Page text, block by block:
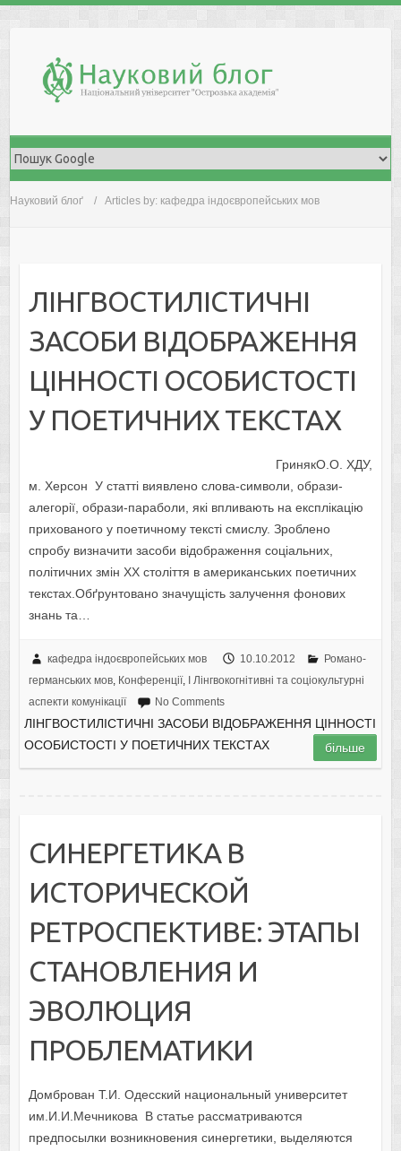
Науковий блоґ Articles by: кафедра індоєвропейських мов
ЛІНГВОСТИЛІСТИЧНІ
ЗАСОБИ ВІДОБРАЖЕННЯ
ЦІННОСТІ ОСОБИСТОСТІ
У ПОЕТИЧНИХ ТЕКСТАХ
ГринякО.О. ХДУ,
м. Херсон У статті виявлено слова-символи, образи-
алегорії, образи-параболи, які впливають на експлікацію
прихованого у поетичному тексті смислу. Зроблено
спробу визначити засоби відображення соціальних,
політичних змін ХХ століття в американських поетичних
текстах.Обґрунтовано значущість залучення фонових
знань та…
кафедра індоєвропейських мов 10.10.2012
Романо-
германських мов, Конференції,
I Лінгвокогнітивні та соціокультурні
аспекти комунікації
No Comments
ЛІНГВОСТИЛІСТИЧНІ ЗАСОБИ ВІДОБРАЖЕННЯ ЦІННОСТІ
ОСОБИСТОСТІ У ПОЕТИЧНИХ ТЕКСТАХ
більше
СИНЕРГЕТИКА В
ИСТОРИЧЕСКОЙ
РЕТРОСПЕКТИВЕ: ЭТАПЫ
СТАНОВЛЕНИЯ И
ЭВОЛЮЦИЯ
ПРОБЛЕМАТИКИ
Домброван Т.И. Одесский национальный университет
им.И.И.Мечникова В статье рассматриваются
предпосылки возникновения синергетики, выделяются